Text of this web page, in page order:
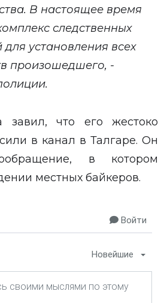
В настоящее время
следственных
установления всех
произошедшего, -
завил, что его жестоко
в канал в Талгаре. Он
в котором
местных байкеров.
Войти
Новейшие